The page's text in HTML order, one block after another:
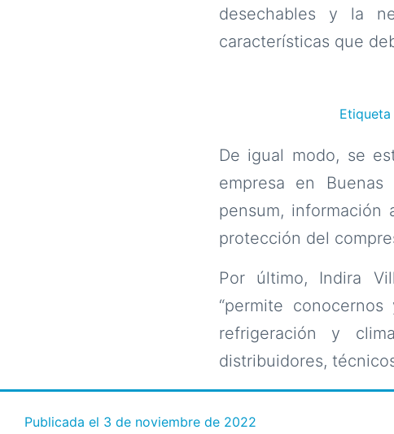
desechables y la
características que
De igual modo, se
empresa en
pensum,
protección del
Por último, Indira
“permite
refrigeración y
distribuidores,
Publicada el 3 de noviembre de 2022